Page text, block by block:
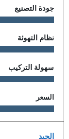
جودة التصنيع
نظام التهوئة
سهولة التركيب
السعر
الجيد